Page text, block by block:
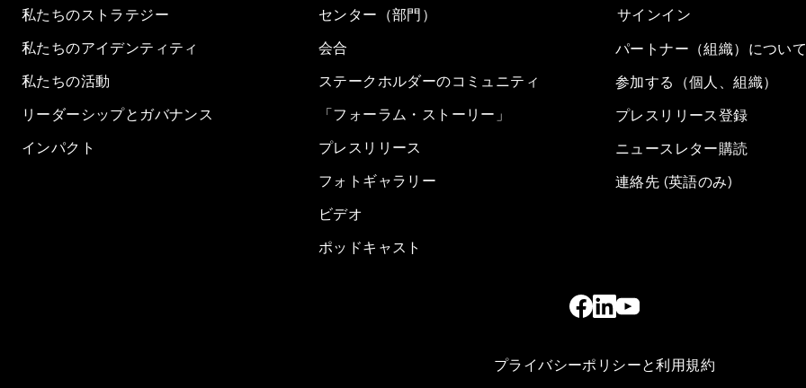
私たちのストラテジー
私たちのアイデンティティ
私たちの活動
リーダーシップとガバナンス
インパクト
センター（部門）
会合
ステークホルダーのコミュニティ
「フォーラム・ストーリー」
プレスリリース
フォトギャラリー
ビデオ
ポッドキャスト
サインイン
パートナー（組織）につい
参加する（個人、組織）
プレスリリース登録
ニュースレター購読
連絡先 (英語のみ)
プライバシーポリシーと利用規約